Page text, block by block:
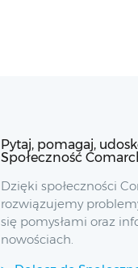
Pytaj, pomagaj,
Społeczność
Dzięki społeczności
rozwiązujemy
się pomysłami oraz
nowościach.